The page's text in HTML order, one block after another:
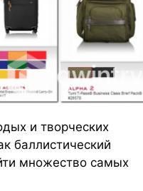
и творческих
баллистический
множество самых